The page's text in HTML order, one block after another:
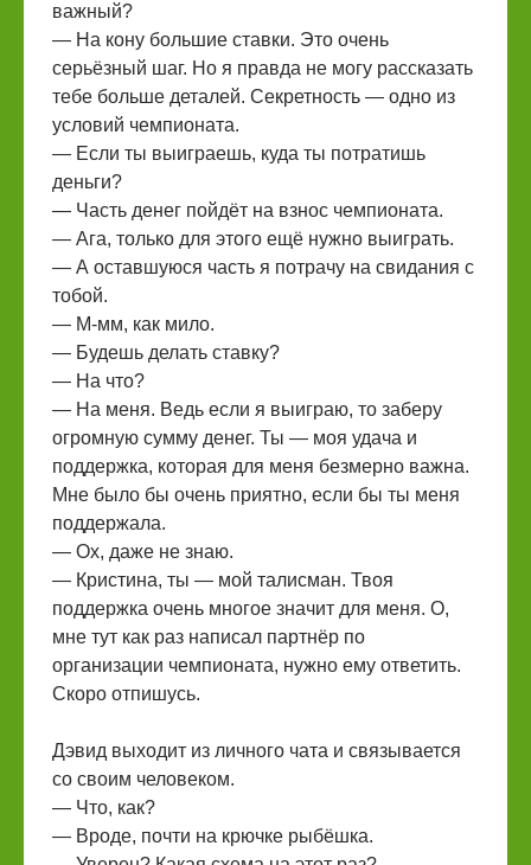
важный?
— На кону большие ставки. Это очень
серьёзный шаг. Но я правда не могу рассказать
тебе больше деталей. Секретность — одно из
условий чемпионата.
— Если ты выиграешь, куда ты потратишь
деньги?
— Часть денег пойдёт на взнос чемпионата.
— Ага, только для этого ещё нужно выиграть.
— А оставшуюся часть я потрачу на свидания с
тобой.
— М-мм, как мило.
— Будешь делать ставку?
— На что?
— На меня. Ведь если я выиграю, то заберу
огромную сумму денег. Ты — моя удача и
поддержка, которая для меня безмерно важна.
Мне было бы очень приятно, если бы ты меня
поддержала.
— Ох, даже не знаю.
— Кристина, ты — мой талисман. Твоя
поддержка очень многое значит для меня. О,
мне тут как раз написал партнёр по
организации чемпионата, нужно ему ответить.
Скоро отпишусь.
Дэвид выходит из личного чата и связывается
со своим человеком.
— Что, как?
— Вроде, почти на крючке рыбёшка.